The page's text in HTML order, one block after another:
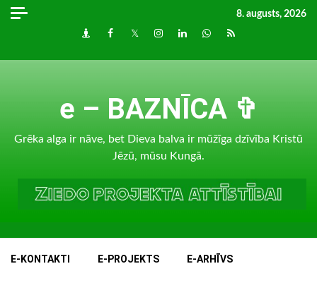
Skip
8. augusts, 2026
DraugiemFacebook
TwitterInstagram
LinkedInwhatsapp
RSS
e – BAZNĪCA ✞
Grēka alga ir nāve, bet Dieva balva ir mūžīga dzīvība Kristū
Jēzū, mūsu Kungā.
E-KONTAKTI E-PROJEKTS E-ARHĪVS